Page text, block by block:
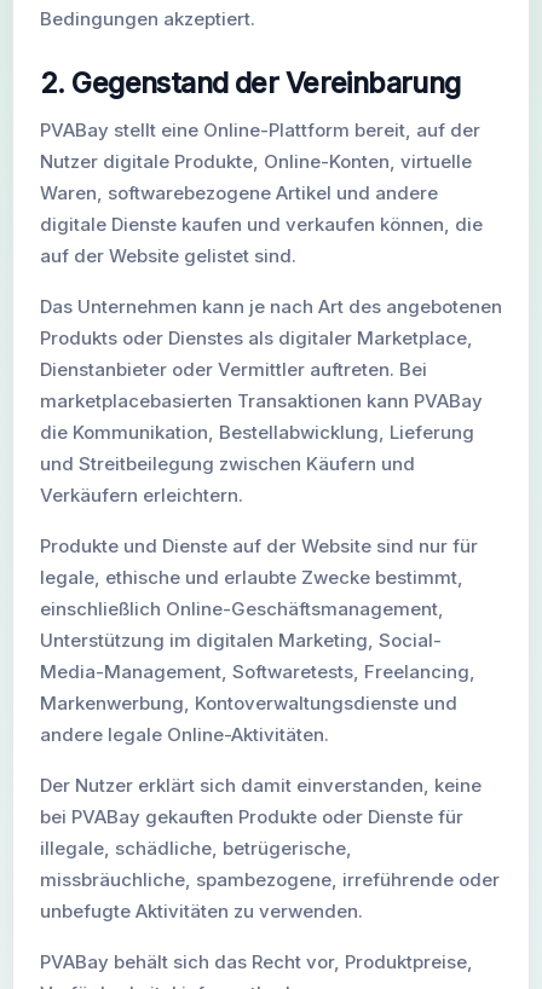
Bedingungen akzeptiert.
2. Gegenstand der Vereinbarung
PVABay stellt eine Online-Plattform bereit, auf der
Nutzer digitale Produkte, Online-Konten, virtuelle
Waren, softwarebezogene Artikel und andere
digitale Dienste kaufen und verkaufen können, die
auf der Website gelistet sind.
Das Unternehmen kann je nach Art des angebotenen
Produkts oder Dienstes als digitaler Marketplace,
Dienstanbieter oder Vermittler auftreten. Bei
marketplacebasierten Transaktionen kann PVABay
die Kommunikation, Bestellabwicklung, Lieferung
und Streitbeilegung zwischen Käufern und
Verkäufern erleichtern.
Produkte und Dienste auf der Website sind nur für
legale, ethische und erlaubte Zwecke bestimmt,
einschließlich Online-Geschäftsmanagement,
Unterstützung im digitalen Marketing, Social-
Media-Management, Softwaretests, Freelancing,
Markenwerbung, Kontoverwaltungsdienste und
andere legale Online-Aktivitäten.
Der Nutzer erklärt sich damit einverstanden, keine
bei PVABay gekauften Produkte oder Dienste für
illegale, schädliche, betrügerische,
missbräuchliche, spambezogene, irreführende oder
unbefugte Aktivitäten zu verwenden.
PVABay behält sich das Recht vor, Produktpreise,